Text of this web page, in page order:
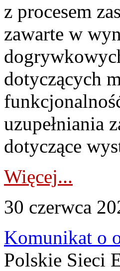
z procesem
zawarte w
dotyczących
uzupełniania
dotyczące
Więcej...
30 czerwca
Komunikat o
Polskie Sieci